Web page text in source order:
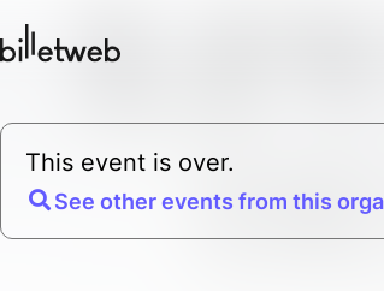
This event is over.
See other events from this